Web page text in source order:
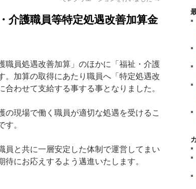
介護職員等特定処遇改善加算金
職員処遇改善加算」のほかに「福祉・介護
加算の取得にあたり職員へ「特定処遇改
わせて支給する事する事となりました。
の現場で働く職員が適切な処遇を受けるこ
。
と共に一層安定した体制で運営してまい
にお応えするよう邁進いたします。